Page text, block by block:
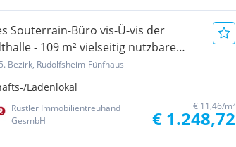
Souterrain-Büro vis-Ü-vis der
- 109 m² vielseitig nutzbare
Bezirk, Rudolfsheim-Fünfhaus
Ladenlokal
Rustler Immobilientreuhand
GesmbH
€ 11,46/m²
€ 1.248,72